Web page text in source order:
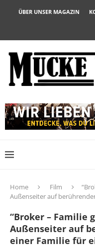
ÜBER UNSER MAGAZIN
Home Film
Außenseiter auf
“Broker – Familie
Außenseiter auf
einer Familie für